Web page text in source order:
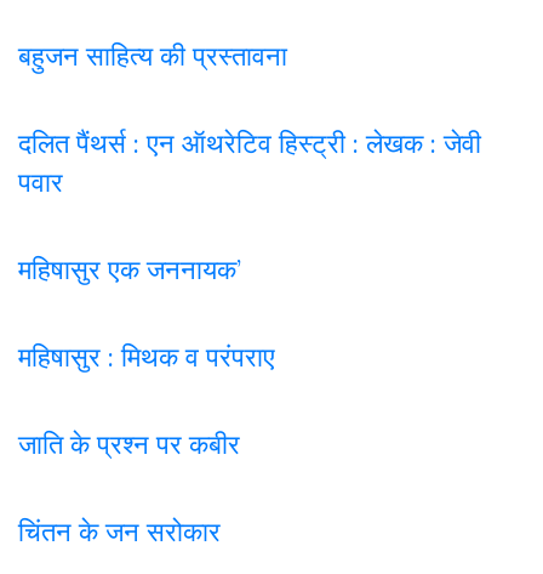
बहुजन साहित्य की प्रस्तावना
दलित पैंथर्स : एन ऑथरेटिव हिस्ट्री : लेखक : जेवी
पवार
महिषासुर एक जननायक’
महिषासुर : मिथक व परंपराए
जाति के प्रश्न पर कबीर
चिंतन के जन सरोकार